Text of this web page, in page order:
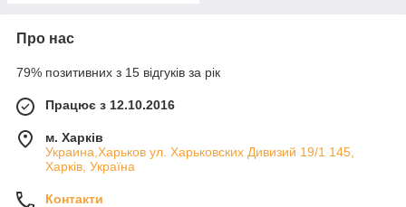
Про нас
79% позитивних з 15 відгуків за рік
Працює з 12.10.2016
м. Харків
Украина,Харьков ул. Харьковских Дивизий 19/1 145,
Харків, Україна
Контакти